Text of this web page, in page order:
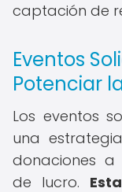
captación de
Eventos
Potenciar
Los eventos
una
donaciones a
de lucro.